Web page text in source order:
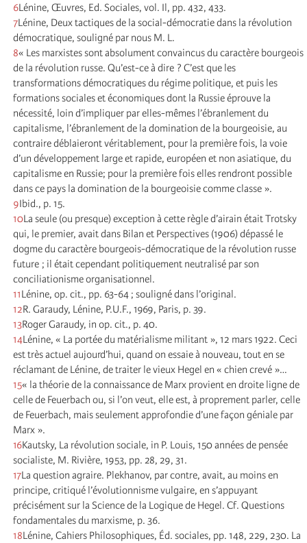
6Lénine, Œuvres, Ed. Sociales, vol. Il, pp. 432, 433.
7Lénine, Deux tactiques de la social-démocratie dans la révolution
démocratique, souligné par nous M. L.
8« Les marxistes sont absolument convaincus du caractère bourgeois
de la révolution russe. Qu’est-ce à dire ? C’est que les
transformations démocratiques du régime politique, et puis les
formations sociales et économiques dont la Russie éprouve la
nécessité, loin d’impliquer par elles-mêmes l’ébranlement du
capitalisme, l’ébranlement de la domination de la bourgeoisie, au
contraire déblaieront véritablement, pour la première fois, la voie
d’un développement large et rapide, européen et non asiatique, du
capitalisme en Russie; pour la première fois elles rendront possible
dans ce pays la domination de la bourgeoisie comme classe ».
9Ibid., p. 15.
10La seule (ou presque) exception à cette règle d’airain était Trotsky
qui, le premier, avait dans Bilan et Perspectives (1906) dépassé le
dogme du caractère bourgeois-démocratique de la révolution russe
future ; il était cependant politiquement neutralisé par son
conciliationisme organisationnel.
11Lénine, op. cit., pp. 63-64 ; souligné dans l’original.
12R. Garaudy, Lénine, P.U.F., 1969, Paris, p. 39.
13Roger Garaudy, in op. cit., p. 40.
14Lénine, « La portée du matérialisme militant », 12 mars 1922. Ceci
est très actuel aujourd’hui, quand on essaie à nouveau, tout en se
réclamant de Lénine, de traiter le vieux Hegel en « chien crevé »…
15« la théorie de la connaissance de Marx provient en droite ligne de
celle de Feuerbach ou, si l’on veut, elle est, à proprement parler, celle
de Feuerbach, mais seulement approfondie d’une façon géniale par
Marx ».
16Kautsky, La révolution sociale, in P. Louis, 150 années de pensée
socialiste, M. Rivière, 1953, pp. 28, 29, 31.
17La question agraire. Plekhanov, par contre, avait, au moins en
principe, critiqué l’évolutionnisme vulgaire, en s’appuyant
précisément sur la Science de la Logique de Hegel. Cf. Questions
fondamentales du marxisme, p. 36.
18Lénine, Cahiers Philosophiques, Éd. sociales, pp. 148, 229, 230. La